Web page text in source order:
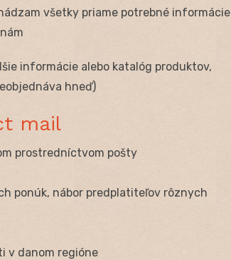
všetky priame potrebné informácie
informácie alebo katalóg produktov,
hneď)
mail
prostredníctvom pošty
ponúk, nábor predplatiteľov rôznych
v danom regióne